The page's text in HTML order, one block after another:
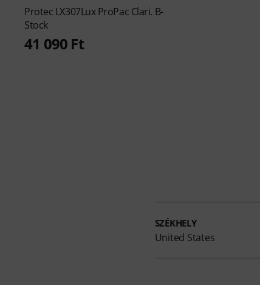
Protec LX307Lux ProPac Clari. B-
Stock
41 090 Ft
SZÉKHELY
United States